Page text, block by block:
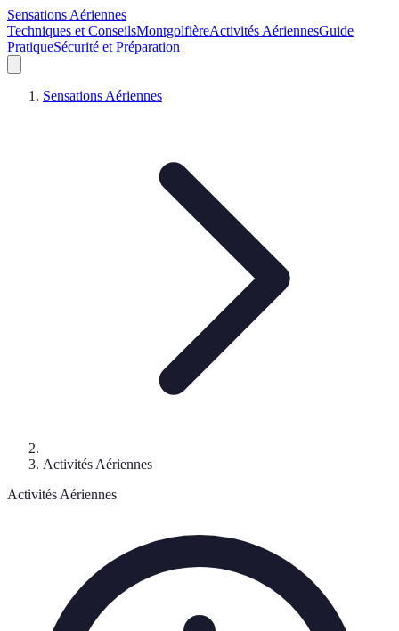
Sensations Aériennes
Techniques et ConseilsMontgolfièreActivités AériennesGuide
PratiqueSécurité et Préparation
Sensations Aériennes
Activités Aériennes
Activités Aériennes